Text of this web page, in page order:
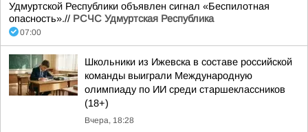
Удмуртской Республики объявлен сигнал «Беспилотная
опасность».// РСЧС Удмуртская Республика
07:00
Школьники из Ижевска в составе российской
команды выиграли Международную
олимпиаду по ИИ среди старшеклассников
(18+)
Вчера, 18:28